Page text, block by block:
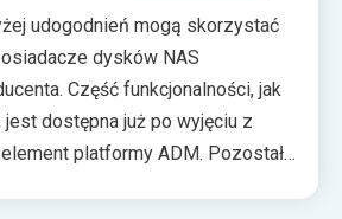
krokiem będzie sparowanie
z uruchomioną na dysku
instancją TeamSpeak.
udogodnień mogą skorzystać
dysków NAS
Część funkcjonalności, jak
jest dostępna już po wyjęciu z
platformy ADM. Pozostałe